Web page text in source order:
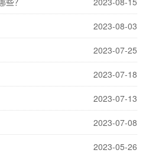
2023-08-03
2023-07-25
2023-07-18
2023-07-13
2023-07-08
2023-05-26